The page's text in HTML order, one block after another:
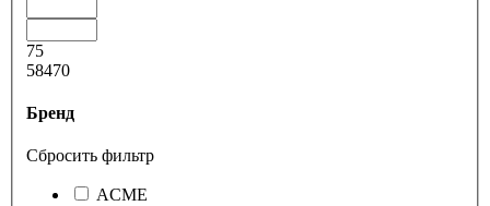
75
58470
Бренд
Сбросить фильтр
ACME